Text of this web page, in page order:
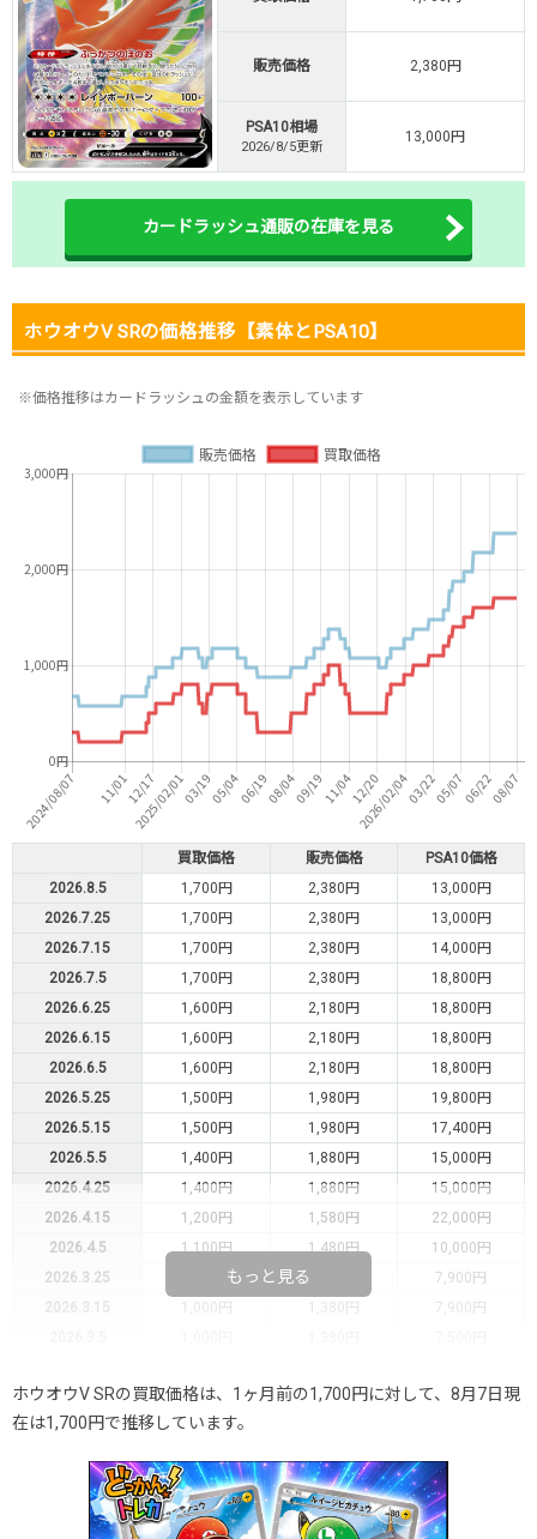
・リリース1周年イベント開催中！
・新規登録で最大90%OFF
初回登録で4種類アド確解放
TORAオリパ公式はこちら ＞
販売価格 2,380円
PSA10相場
2026/8/5更新
13,000円
カードラッシュ通販の在庫を見る
ホウオウV SRの価格推移【素体とPSA10】
※価格推移はカードラッシュの金額を表示しています
買取価格 販売価格
PSA10価格
2026.8.5
1,700円 2,380円
13,000円
2026.7.25
1,700円 2,380円
13,000円
2026.7.15
1,700円 2,380円
14,000円
2026.7.5
1,700円 2,380円
18,800円
2026.6.25
1,600円 2,180円
18,800円
2026.6.15
1,600円 2,180円
18,800円
2026.6.5
1,600円 2,180円
18,800円
2026.5.25
1,500円 1,980円
19,800円
2026.5.15
1,500円 1,980円
17,400円
2026.5.5
1,400円 1,880円
15,000円
2026.4.25
1,400円 1,880円
15,000円
2026.4.15
1,200円 1,580円
22,000円
2026.4.5
1,100円 1,480円
10,000円
2026.3.25
1,100円
7,900円
2026.3.15
1,000円 1,380円
7,900円
2026.2.15
900円 1,280円
8,000円
2026.2.5
900円
2026.1.25
800円 1,180円
8,000円
2026.1.15
800円 1,180円
7,000円
2026.1.5
500円 980円 7,000円
もっと見る
ホウオウV SRの買取価格は、1ヶ月前の1,700円に対して、8月7日現
在は1,700円で推移しています。